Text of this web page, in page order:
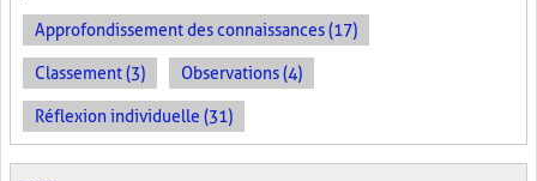
Approfondissement des connaissances (17)
Classement (3) Observations (4)
Réflexion individuelle (31)